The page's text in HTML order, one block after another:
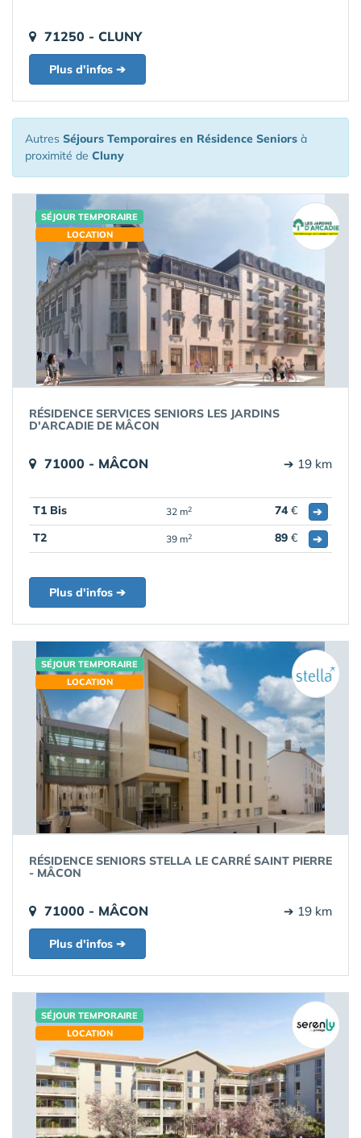
71250 - CLUNY
Plus d'infos ➔
Autres Séjours Temporaires en Résidence Seniors à
proximité de Cluny
SÉJOUR TEMPORAIRE
LOCATION
RÉSIDENCE SERVICES SENIORS LES JARDINS
D'ARCADIE DE MÂCON
71000 - MÂCON ➔ 19 km
T1 Bis 32 m2 74€
➔
T2
39 m2 89 € ➔
Plus d'infos ➔
SÉJOUR TEMPORAIRE
LOCATION
RÉSIDENCE SENIORS STELLA LE CARRÉ SAINT PIERRE
- MÂCON
71000 - MÂCON ➔ 19 km
Plus d'infos ➔
SÉJOUR TEMPORAIRE
LOCATION